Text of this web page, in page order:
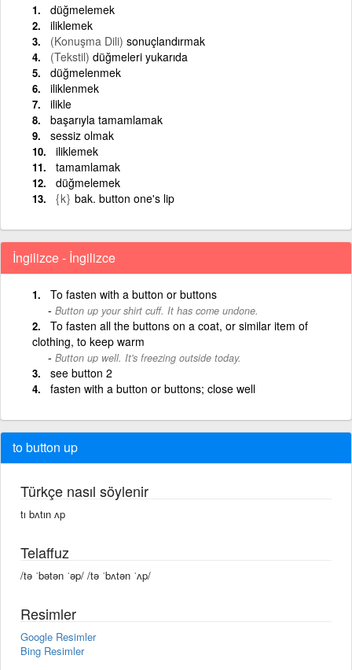
düğmelemek
iliklemek
(Konuşma Dili) sonuçlandırmak
(Tekstil) düğmeleri yukarıda
düğmelenmek
iliklenmek
ilikle
başarıyla tamamlamak
sessiz olmak
iliklemek
tamamlamak
düğmelemek
{k} bak. button one's lip
İngilizce - İngilizce
To fasten with a button or buttons
Button up your shirt cuff. It has come undone.
To fasten all the buttons on a coat, or similar item of
clothing, to keep warm
Button up well. It's freezing outside today.
see button 2
fasten with a button or buttons; close well
to button up
Türkçe nasıl söylenir
tı bʌtın ʌp
Telaffuz
/tə ˈbətən ˈəp/ /tə ˈbʌtən ˈʌp/
Resimler
Google Resimler
Bing Resimler